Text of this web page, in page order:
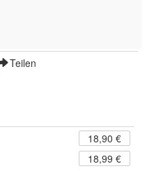
Teilen
18,90 €
18,99 €